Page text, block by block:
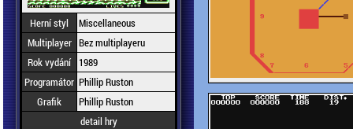
Herní styl
Miscellaneous
Multiplayer Bez multiplayeru
Rok vydání
1989
Programátor Phillip Ruston
Grafik
Phillip Ruston
detail hry